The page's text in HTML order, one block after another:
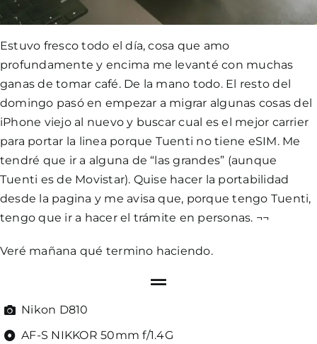
Estuvo fresco todo el día, cosa que amo
profundamente y encima me levanté con muchas
ganas de tomar café. De la mano todo. El resto del
domingo pasó en empezar a migrar algunas cosas del
iPhone viejo al nuevo y buscar cual es el mejor carrier
para portar la linea porque Tuenti no tiene eSIM. Me
tendré que ir a alguna de “las grandes” (aunque
Tuenti es de Movistar). Quise hacer la portabilidad
desde la pagina y me avisa que, porque tengo Tuenti,
tengo que ir a hacer el trámite en personas. ¬¬
Veré mañana qué termino haciendo.
Nikon D810
AF-S NIKKOR 50mm f/1.4G